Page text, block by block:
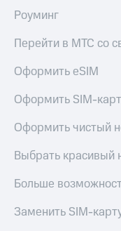
Роуминг
Перейти в МТС со
Оформить eSIM
Оформить SIM-
Оформить чистый
Выбрать красивый
Больше
Заменить SIM-